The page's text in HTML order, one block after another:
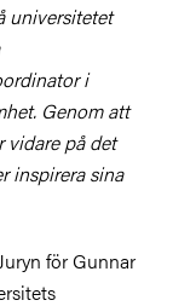
universitetet
i
Genom att
vidare på det
inspirera sina
för Gunnar